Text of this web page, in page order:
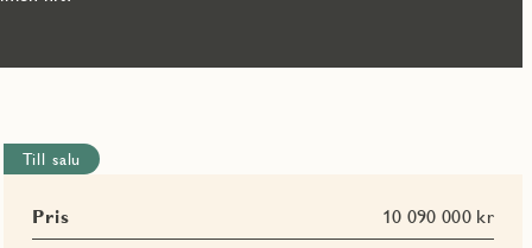
Till salu
Pris 10 090 000 kr